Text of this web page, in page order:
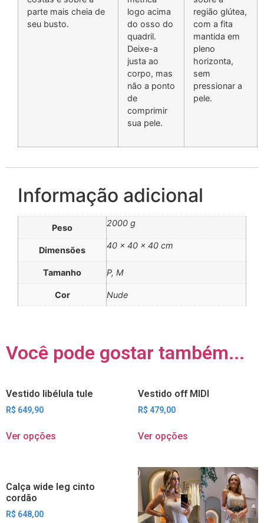
parte mais cheia de
seu busto.
logo acima
do osso do
quadril.
Deixe-a
justa ao
corpo, mas
não a ponto
de
comprimir
sua pele.
região glútea,
com a fita
mantida em
pleno
horizonta,
sem
pressionar a
pele.
Informação adicional
Peso 2000 g
Dimensões 40 × 40 × 40 cm
Tamanho P, M
Cor Nude
Você pode gostar também...
Vestido libélula tule
R$ 649,90
Ver opções
Vestido off MIDI
R$ 479,00
Ver opções
Calça wide leg cinto
cordão
R$ 648,00